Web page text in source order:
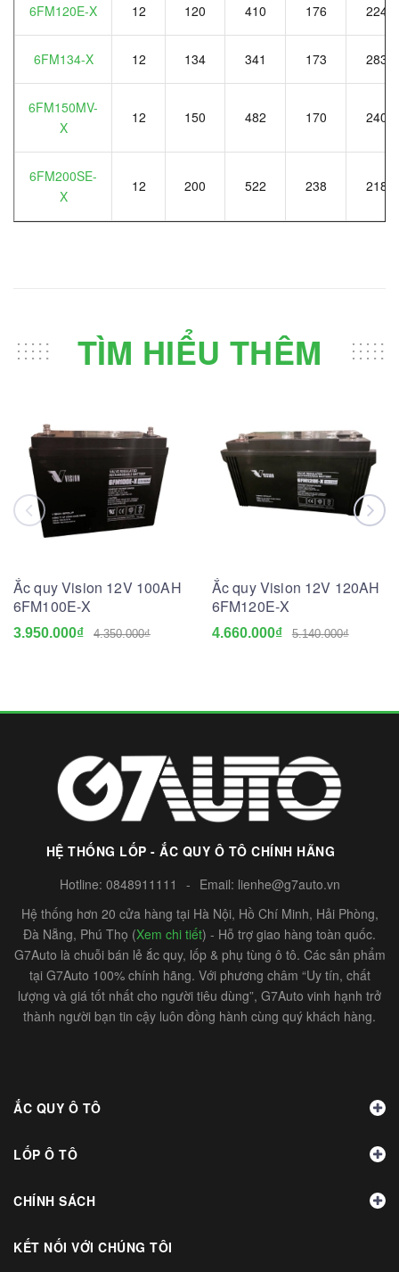
6FM120E-X 12 120 410 176 224
6FM134-X 12 134 341 173 283
6FM150MV-
X
12 150 482 170 240
6FM200SE-
X
12 200 522 238 218
TÌM HIỂU THÊM
Ắc quy Vision 12V 100AH
6FM100E-X
3.950.000₫ 4.350.000₫
Ắc quy Vision 12V 120AH
6FM120E-X
4.660.000₫ 5.140.000₫
HỆ THỐNG LỐP - ẮC QUY Ô TÔ CHÍNH HÃNG
Hotline: 0848911111 - Email: lienhe@g7auto.vn
Hệ thống hơn 20 cửa hàng tại Hà Nội, Hồ Chí Minh, Hải Phòng,
Đà Nẵng, Phú Thọ (Xem chi tiết) - Hỗ trợ giao hàng toàn quốc.
G7Auto là chuỗi bán lẻ ắc quy, lốp & phụ tùng ô tô. Các sản phẩm
tại G7Auto 100% chính hãng. Với phương châm “Uy tín, chất
lượng và giá tốt nhất cho người tiêu dùng”, G7Auto vinh hạnh trở
thành người bạn tin cậy luôn đồng hành cùng quý khách hàng.
ẮC QUY Ô TÔ
LỐP Ô TÔ
CHÍNH SÁCH
KẾT NỐI VỚI CHÚNG TÔI